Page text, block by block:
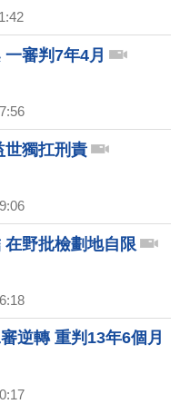
審判7年4月
世獨扛刑責
在野批檢劃地自限
逆轉 重判13年6個月